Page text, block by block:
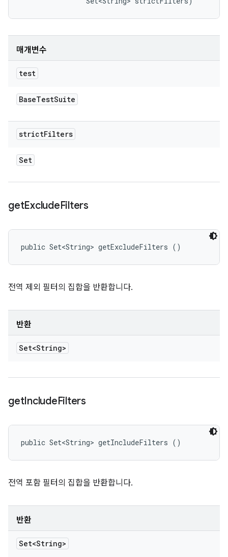
매개변수
test
BaseTestSuite
strictFilters
Set
getExcludeFilters
public Set<String> getExcludeFilters ()
전역 제외 필터의 집합을 반환합니다.
반환
Set<String>
getIncludeFilters
public Set<String> getIncludeFilters ()
전역 포함 필터의 집합을 반환합니다.
반환
Set<String>